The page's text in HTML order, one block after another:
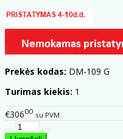
Prekės kodas: DM-109 G
Turimas kiekis: 1
€30600 su PVM